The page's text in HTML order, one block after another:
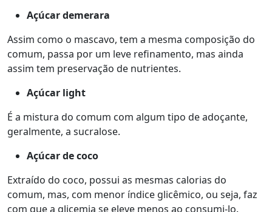
Açúcar demerara
Assim como o mascavo, tem a mesma composição do
comum, passa por um leve refinamento, mas ainda
assim tem preservação de nutrientes.
Açúcar light
É a mistura do comum com algum tipo de adoçante,
geralmente, a sucralose.
Açúcar de coco
Extraído do coco, possui as mesmas calorias do
comum, mas, com menor índice glicêmico, ou seja, faz
com que a glicemia se eleve menos ao consumi-lo.